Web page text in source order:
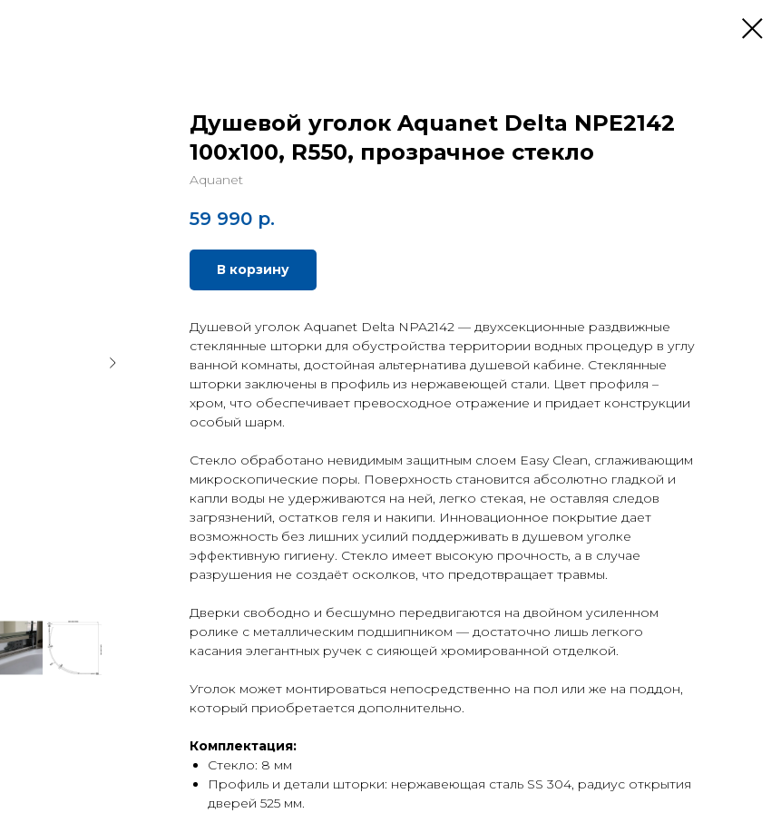
Душевой уголок Aquanet Delta NPE2142
100x100, R550, прозрачное стекло
Aquanet
59 990 р.
В корзину
Душевой уголок Aquanet Delta NPA2142 — двухсекционные раздвижные
стеклянные шторки для обустройства территории водных процедур в углу
ванной комнаты, достойная альтернатива душевой кабине. Стеклянные
шторки заключены в профиль из нержавеющей стали. Цвет профиля –
хром, что обеспечивает превосходное отражение и придает конструкции
особый шарм.
Стекло обработано невидимым защитным слоем Easy Clean, сглаживающим
микроскопические поры. Поверхность становится абсолютно гладкой и
капли воды не удерживаются на ней, легко стекая, не оставляя следов
загрязнений, остатков геля и накипи. Инновационное покрытие дает
возможность без лишних усилий поддерживать в душевом уголке
эффективную гигиену. Стекло имеет высокую прочность, а в случае
разрушения не создаёт осколков, что предотвращает травмы.
Дверки свободно и бесшумно передвигаются на двойном усиленном
ролике с металлическим подшипником — достаточно лишь легкого
касания элегантных ручек с сияющей хромированной отделкой.
Уголок может монтироваться непосредственно на пол или же на поддон,
который приобретается дополнительно.
Комплектация:
Стекло: 8 мм
Профиль и детали шторки: нержавеющая сталь SS 304, радиус открытия
дверей 525 мм.